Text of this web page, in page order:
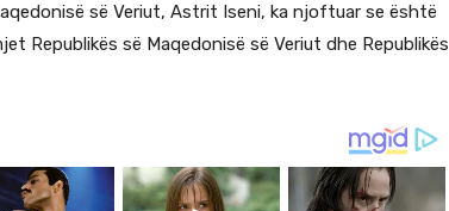
së Veriut, Astrit Iseni, ka njoftuar se është
Republikës së Maqedonisë së Veriut dhe Republikës